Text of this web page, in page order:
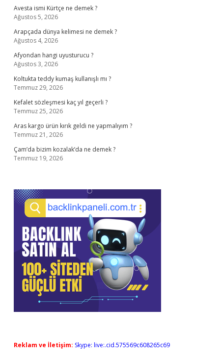
Avesta ismi Kürtçe ne demek ?
Ağustos 5, 2026
Arapçada dünya kelimesi ne demek ?
Ağustos 4, 2026
Afyondan hangi uyusturucu ?
Ağustos 3, 2026
Koltukta teddy kumaş kullanışlı mı ?
Temmuz 29, 2026
Kefalet sözleşmesi kaç yıl geçerli ?
Temmuz 25, 2026
Aras kargo ürün kırık geldi ne yapmalıyım ?
Temmuz 21, 2026
Çam’da bizim kozalak’da ne demek ?
Temmuz 19, 2026
Reklam ve İletişim: Skype: live:.cid.575569c608265c69